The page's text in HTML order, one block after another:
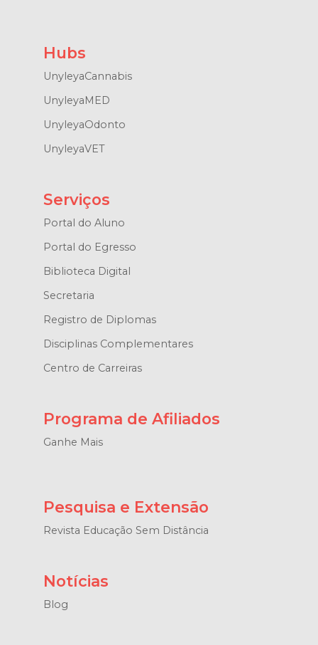
Hubs
UnyleyaCannabis
UnyleyaMED
UnyleyaOdonto
UnyleyaVET
Serviços
Portal do Aluno
Portal do Egresso
Biblioteca Digital
Secretaria
Registro de Diplomas
Disciplinas Complementares
Centro de Carreiras
Programa de Afiliados
Ganhe Mais
Pesquisa e Extensão
Revista Educação Sem Distância
Notícias
Blog